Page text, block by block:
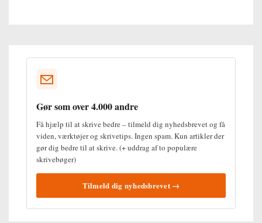
Gør som over 4.000 andre
Få hjælp til at skrive bedre – tilmeld dig nyhedsbrevet og få
viden, værktøjer og skrivetips. Ingen spam. Kun artikler der
gør dig bedre til at skrive. (+ uddrag af to populære
skrivebøger)
Tilmeld dig nyhedsbrevet →